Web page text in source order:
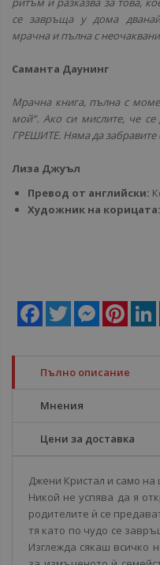
се завръща у дома
мрачна и пълна с
Саманта Даунинг
Мрачна книга, пълна с
мой“. Ако си мислите, че се
ГРЕШИТЕ. Няма да забравите
Лиза Джуъл
Превод от английски:
Художник на корицата:
Facebook
Twitter Messenger
Пълно описание
Мнения
Цени за доставка
Джени Кристал и само на
Никой не успява да я
родителите ѝ се
тя като по чудо се
Изглежда сякаш всичко